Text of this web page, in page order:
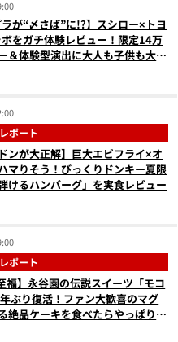
ラが“〆さば”に!?】スシロー×トヨ
をガチ体験レビュー！限定14万
＆体験型演出に大人も子供も大興
ポート
ンが大正解】巨大エビフライ×オ
マりそう！びっくりドンキー夏限
けるハンバーグ」を実食レビュー
ポート
福】永谷園の伝説スイーツ「モコ
ぶり復活！ファン大歓喜のマグ
絶品ケーキを食べたらやっぱり最